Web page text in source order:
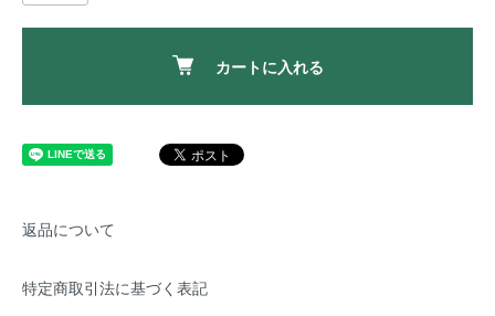
カートに入れる
返品について
特定商取引法に基づく表記